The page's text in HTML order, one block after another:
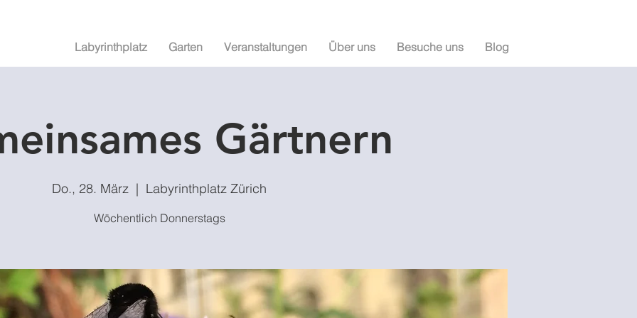
Labyrinthplatz Garten Veranstaltungen Über uns Besuche uns Blog
Gärtnern
Do., 28. März
  |
Labyrinthplatz Zürich
Wöchentlich Donnerstags